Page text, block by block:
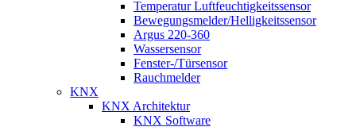
Temperatur Luftfeuchtigkeitssensor
Bewegungsmelder/Helligkeitssensor
Argus 220-360
Wassersensor
Fenster-/Türsensor
Rauchmelder
KNX
KNX Architektur
KNX Software